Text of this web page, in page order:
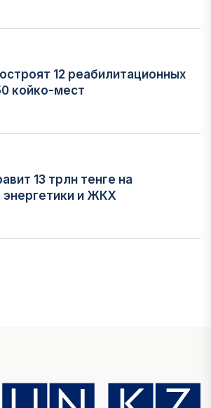
12 реабилитационных
койко-мест
13 трлн тенге на
и ЖКХ
политика влияет не